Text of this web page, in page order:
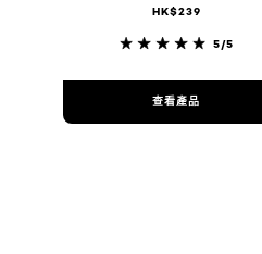
HK$239
5/5
查看產品